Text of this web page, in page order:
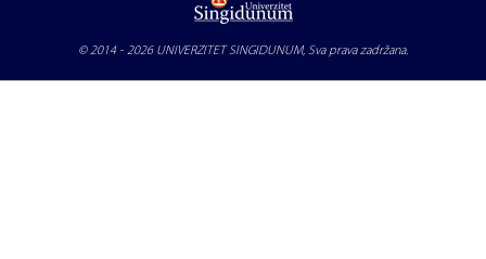
© 2014 - 2026 UNIVERZITET SINGIDUNUM, Sva prava zadržana.